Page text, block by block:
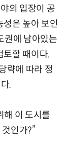
의 입장이 공
성은 높아 보인
권에 남아있는
토할 때이다.
략에 따라 정
.
해 이 도시를
인가?”